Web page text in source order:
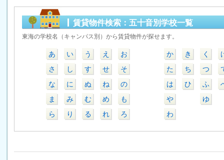
賃貸物件検索：五十音別学校一覧
東海の学校名（キャンパス別）から賃貸物件が探せます。
あ い う え
お
さ
し す せ
そ
な
に ぬ ね
の
ま
み む め
も
ら
り る れ ろ
か き く
た
ち つ
は
ひ ふ
や
ゆ
わ